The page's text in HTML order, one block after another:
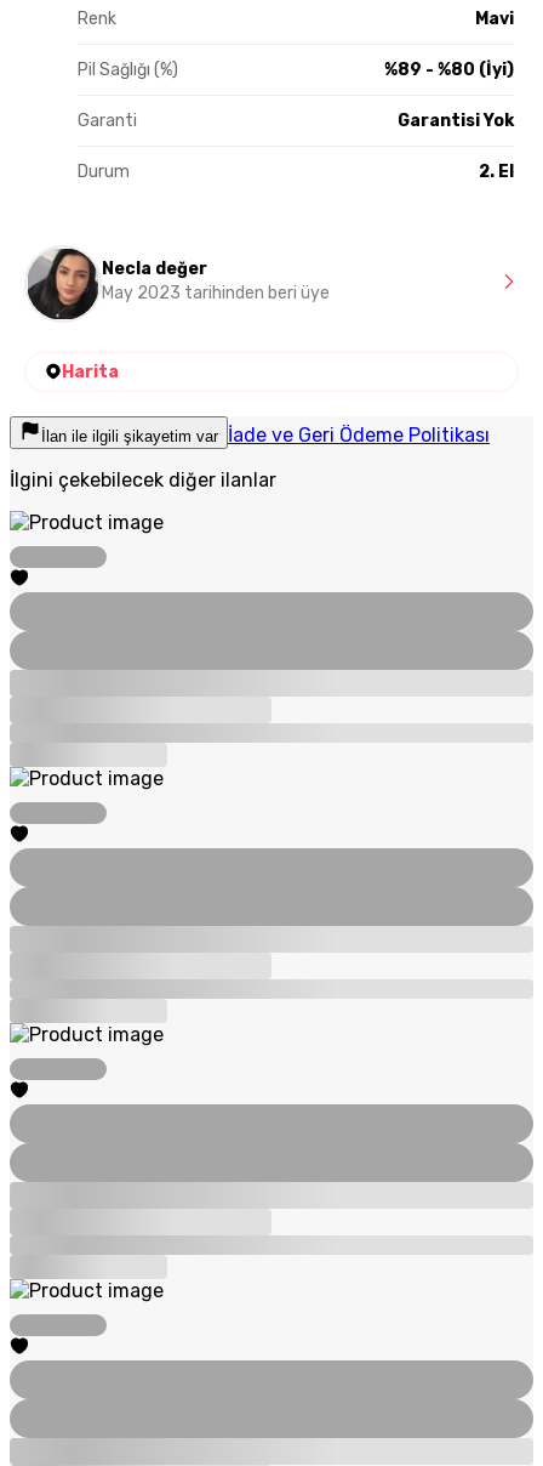
Renk Mavi
Pil Sağlığı (%) %89 - %80 (İyi)
Garanti Garantisi Yok
Durum 2. El
Necla değer
May 2023 tarihinden beri üye
Harita
İlan ile ilgili şikayetim var İade ve Geri Ödeme Politikası
İlgini çekebilecek diğer ilanlar